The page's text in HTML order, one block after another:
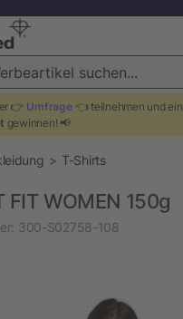
suchen...
👉 Umfrage👈 teilnehmen und ein
gewinnen! 📢
T-Shirts
FIT WOMEN 150g
300-S02758-108